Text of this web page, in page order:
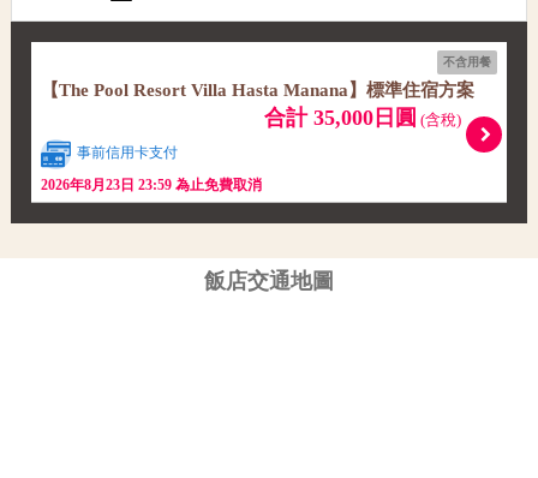
不含用餐
【The Pool Resort Villa Hasta Manana】標準住宿方案
合計 35,000日圓 (含稅)
事前信用卡支付
2026年8月23日 23:59 為止免費取消
飯店交通地圖